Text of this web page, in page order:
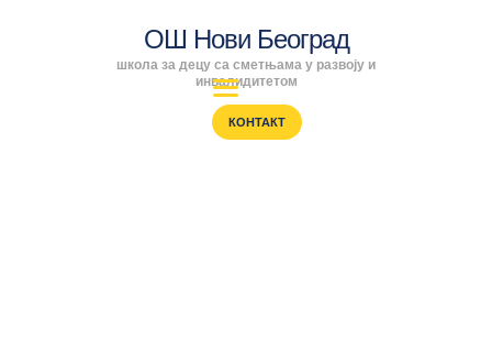
ОШ Нови Београд
школа за децу са сметњама у развоју и
инвалидитетом
КОНТАКТ
ОШ Нови Београд
школа за децу са сметњама у развоју и инвалидитетом